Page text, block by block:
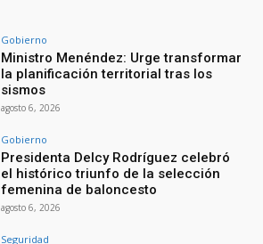
Gobierno
Ministro Menéndez: Urge transformar
la planificación territorial tras los
sismos
agosto 6, 2026
Gobierno
Presidenta Delcy Rodríguez celebró
el histórico triunfo de la selección
femenina de baloncesto
agosto 6, 2026
Seguridad